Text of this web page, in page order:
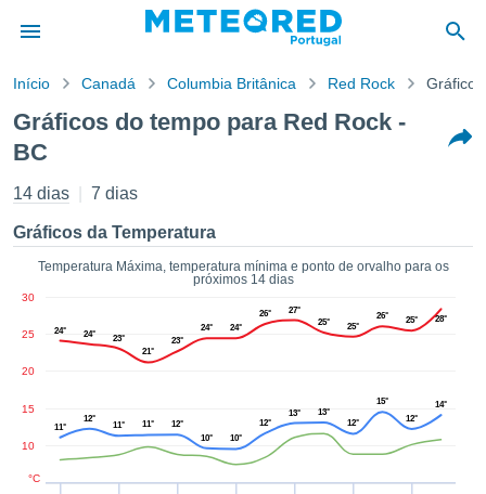
da
por
que as
a este
opções:
e
digital
Início Canadá Columbia Britânica Red Rock
Gráficos do tempo para Red Rock -
BC
14 dias 7 dias
Gráficos da Temperatura
Temperatura Máxima, temperatura mínima e ponto de orvalho para os
próximos 14 dias
10
15
20
25
30
°C
24° 24°
23°
21°
23°
24° 24°
26°
27°
25°
25°
26° 25° 28°
11°
12°
11° 11°
12°
10°
10°
12°
13°
13°
12°
15°
12°
14°